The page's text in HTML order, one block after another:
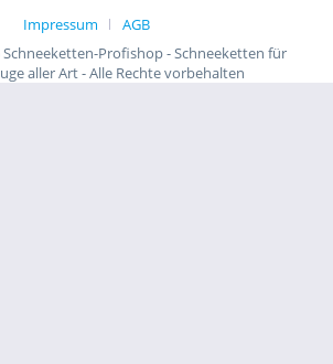
Impressum
AGB
Profishop - Schneeketten für
aller Art - Alle Rechte vorbehalten